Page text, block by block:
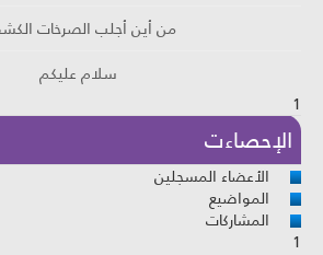
من أين أجلب الصرخات
سلام عليكم
هل انت كثير النسيان
1
الإحصاءت
الأعضاء المسجلين
المواضيع
المشاركات
1